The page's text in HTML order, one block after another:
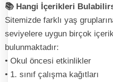
📚 Hangi İçerikleri
Sitemizde farklı yaş
seviyelere uygun birçok içerik
bulunmaktadır:
• Okul öncesi etkinlikler
• 1. sınıf çalışma kağıtları